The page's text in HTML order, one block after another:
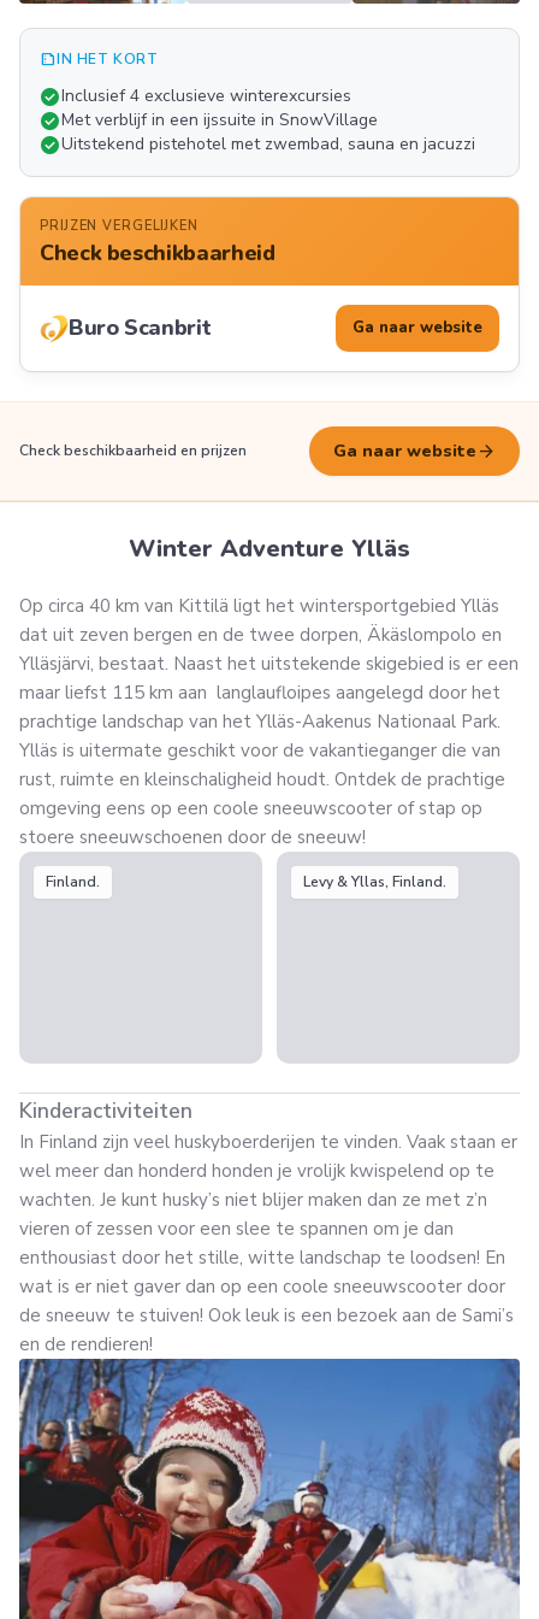
summarizeIN HET KORT
check_circleInclusief 4 exclusieve winterexcursies
check_circleMet verblijf in een ijssuite in SnowVillage
check_circleUitstekend pistehotel met zwembad, sauna en jacuzzi
PRIJZEN VERGELIJKEN
Check beschikbaarheid
Buro Scanbrit Ga naar website
Check beschikbaarheid en prijzen Ga naar website arrow_forward
Winter Adventure Ylläs
Op circa 40 km van Kittilä ligt het wintersportgebied Ylläs
dat uit zeven bergen en de twee dorpen, Äkäslompolo en
Ylläsjärvi, bestaat. Naast het uitstekende skigebied is er een
maar liefst 115 km aan langlaufloipes aangelegd door het
prachtige landschap van het Ylläs-Aakenus Nationaal Park.
Ylläs is uitermate geschikt voor de vakantieganger die van
rust, ruimte en kleinschaligheid houdt. Ontdek de prachtige
omgeving eens op een coole sneeuwscooter of stap op
stoere sneeuwschoenen door de sneeuw!
Finland. Levy & Yllas, Finland.
Kinderactiviteiten
In Finland zijn veel huskyboerderijen te vinden. Vaak staan er
wel meer dan honderd honden je vrolijk kwispelend op te
wachten. Je kunt husky’s niet blijer maken dan ze met z’n
vieren of zessen voor een slee te spannen om je dan
enthousiast door het stille, witte landschap te loodsen! En
wat is er niet gaver dan op een coole sneeuwscooter door
de sneeuw te stuiven! Ook leuk is een bezoek aan de Sami’s
en de rendieren!